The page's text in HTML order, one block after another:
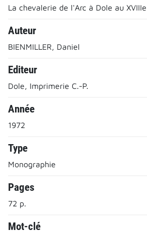
La chevalerie de l'Arc à Dole au
Auteur
BIENMILLER, Daniel
Editeur
Dole, Imprimerie C.-P.
Année
1972
Type
Monographie
Pages
72 p.
Mot-clé